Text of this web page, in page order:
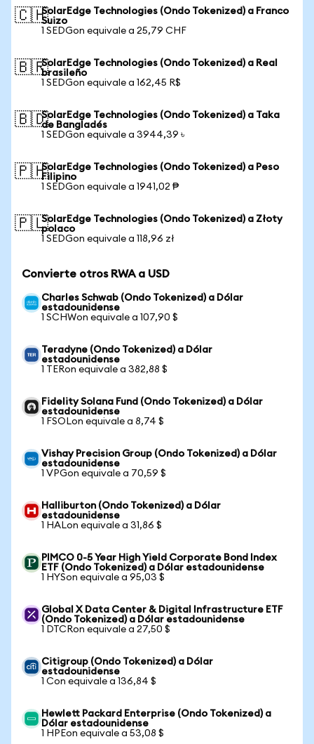
🇨🇭SolarEdge Technologies (Ondo Tokenized) a Franco
Suizo
1 SEDGon equivale a 25,79 CHF
🇧🇷SolarEdge Technologies (Ondo Tokenized) a Real
brasileño
1 SEDGon equivale a 162,45 R$
🇧🇩SolarEdge Technologies (Ondo Tokenized) a Taka
de Bangladés
1 SEDGon equivale a 3944,39 ৳
🇵🇭SolarEdge Technologies (Ondo Tokenized) a Peso
Filipino
1 SEDGon equivale a 1941,02 ₱
🇵🇱SolarEdge Technologies (Ondo Tokenized) a Złoty
polaco
1 SEDGon equivale a 118,96 zł
Convierte otros RWA a USD
Charles Schwab (Ondo Tokenized) a Dólar
estadounidense
1 SCHWon equivale a 107,90 $
Teradyne (Ondo Tokenized) a Dólar
estadounidense
1 TERon equivale a 382,88 $
Fidelity Solana Fund (Ondo Tokenized) a Dólar
estadounidense
1 FSOLon equivale a 8,74 $
Vishay Precision Group (Ondo Tokenized) a Dólar
estadounidense
1 VPGon equivale a 70,59 $
Halliburton (Ondo Tokenized) a Dólar
estadounidense
1 HALon equivale a 31,86 $
PIMCO 0-5 Year High Yield Corporate Bond Index
ETF (Ondo Tokenized) a Dólar estadounidense
1 HYSon equivale a 95,03 $
Global X Data Center & Digital Infrastructure ETF
(Ondo Tokenized) a Dólar estadounidense
1 DTCRon equivale a 27,50 $
Citigroup (Ondo Tokenized) a Dólar
estadounidense
1 Con equivale a 136,84 $
Hewlett Packard Enterprise (Ondo Tokenized) a
Dólar estadounidense
1 HPEon equivale a 53,08 $